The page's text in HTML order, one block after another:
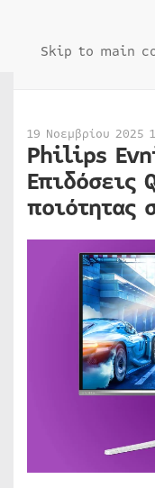
Skip to main
19 Νοεμβρίου 2025
Philips
Επιδόσεις
ποιότητας